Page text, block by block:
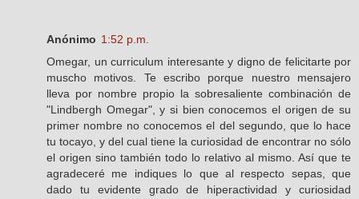
Anónimo 1:52 p.m.
Omegar, un curriculum interesante y digno de felicitarte por
muscho motivos. Te escribo porque nuestro mensajero
lleva por nombre propio la sobresaliente combinación de
"Lindbergh Omegar", y si bien conocemos el origen de su
primer nombre no conocemos el del segundo, que lo hace
tu tocayo, y del cual tiene la curiosidad de encontrar no sólo
el origen sino también todo lo relativo al mismo. Así que te
agradeceré me indiques lo que al respecto sepas, que
dado tu evidente grado de hiperactividad y curiosidad